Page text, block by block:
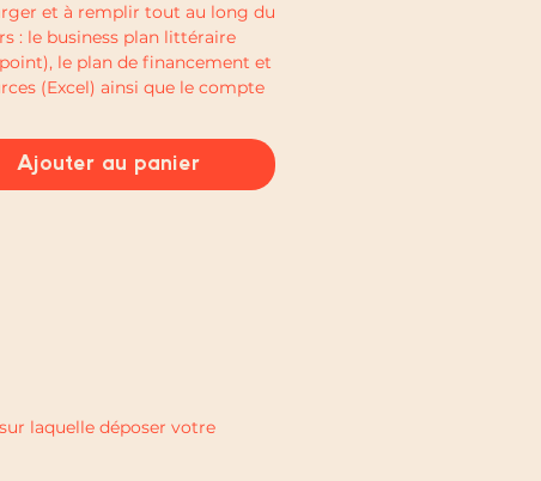
et à remplir tout au long du
: le business plan littéraire
le plan de financement et
(Excel) ainsi que le compte
Ajouter au panier
laquelle déposer votre